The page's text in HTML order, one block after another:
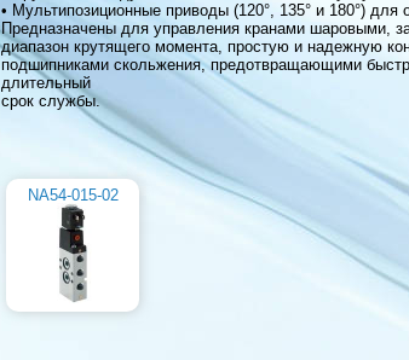
• Мультипозиционные приводы (120°, 135° и 180°) для
Предназначены для управления кранами шаровыми,
диапазон крутящего момента, простую и надежную
подшипниками скольжения, предотвращающими
длительный
срок службы.
NA54-015-02